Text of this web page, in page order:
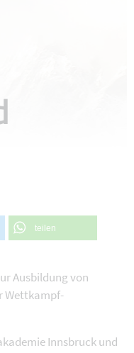
teilen
Ausbildung von
Wettkampf-
Innsbruck und